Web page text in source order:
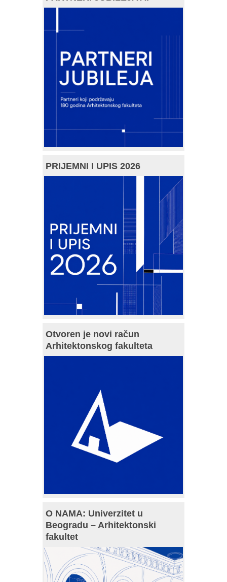
PRIJEMNI I UPIS 2026
Otvoren je novi račun
Arhitektonskog fakulteta
O NAMA: Univerzitet u
Beogradu – Arhitektonski
fakultet